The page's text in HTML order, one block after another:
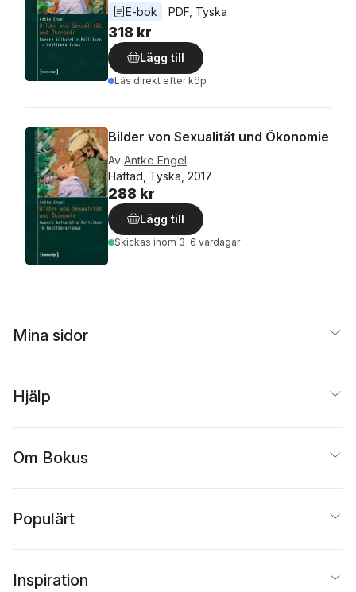
E-bok
PDF Tyska
318 kr
Lägg till
Läs direkt efter köp
Bilder von Sexualität und Ökonomie
Av Antke Engel
Häftad, Tyska, 2017
288 kr
Lägg till
Skickas inom 3-6 vardagar
Mina sidor
Hjälp
Om Bokus
Populärt
Inspiration